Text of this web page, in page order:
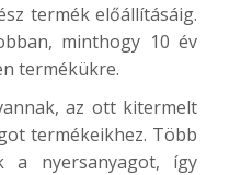
termék előállításáig.
minthogy 10 év
termékükre.
az ott kitermelt
termékeikhez. Több
a nyersanyagot, így